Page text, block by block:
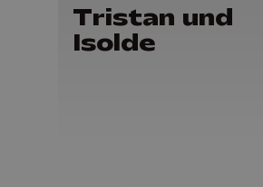
Tristan und
Isolde